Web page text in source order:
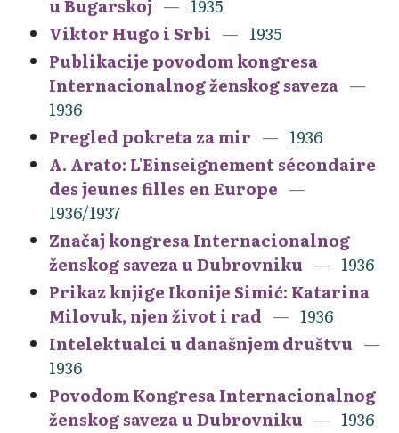
u Bugarskoj
1935
Viktor Hugo i Srbi
1935
Publikacije povodom kongresa
Internacionalnog ženskog saveza
1936
Pregled pokreta za mir
1936
A. Arato: L'Einseignement sécondaire
des jeunes filles en Europe
1936/1937
Značaj kongresa Internacionalnog
ženskog saveza u Dubrovniku
1936
Prikaz knjige Ikonije Simić: Katarina
Milovuk, njen život i rad
1936
Intelektualci u današnjem društvu
1936
Povodom Kongresa Internacionalnog
ženskog saveza u Dubrovniku
1936